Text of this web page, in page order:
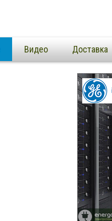
Видео Доставка